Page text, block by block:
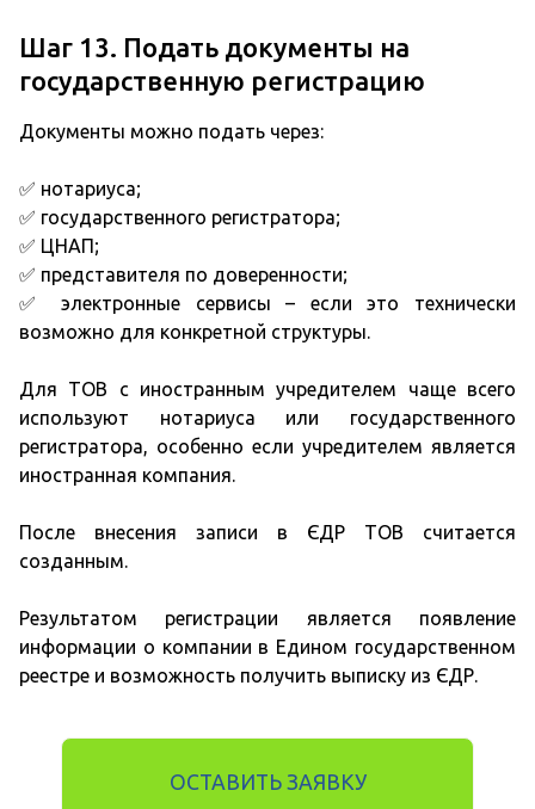
Шаг 13. Подать документы на
государственную регистрацию
Документы можно подать через:
✅ нотариуса;
✅ государственного регистратора;
✅ ЦНАП;
✅ представителя по доверенности;
✅ электронные сервисы – если это технически
возможно для конкретной структуры.
Для ТОВ с иностранным учредителем чаще всего
используют нотариуса или государственного
регистратора, особенно если учредителем является
иностранная компания.
После внесения записи в ЄДР ТОВ считается
созданным.
Результатом регистрации является появление
информации о компании в Едином государственном
реестре и возможность получить выписку из ЄДР.
ОСТАВИТЬ ЗАЯВКУ